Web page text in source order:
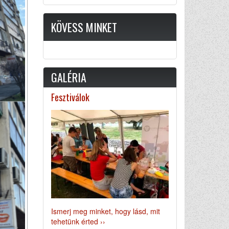
KÖVESS MINKET
GALÉRIA
Fesztiválok
Ismerj meg minket, hogy lásd, mit
tehetünk érted ››